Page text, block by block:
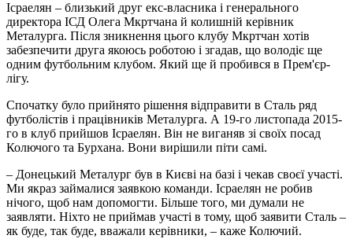
Ісраелян – близький друг екс-власника і генерального
директора ІСД Олега Мкртчана й колишній керівник
Металурга. Після зникнення цього клубу Мкртчан хотів
забезпечити друга якоюсь роботою і згадав, що володіє ще
одним футбольним клубом. Який ще й пробився в Прем'єр-
лігу.
Спочатку було прийнято рішення відправити в Сталь ряд
футболістів і працівників Металурга. А 19-го листопада 2015-
го в клуб прийшов Ісраелян. Він не виганяв зі своїх посад
Колючого та Бурхана. Вони вирішили піти самі.
– Донецький Металург був в Києві на базі і чекав своєї участі.
Ми якраз займалися заявкою команди. Ісраелян не робив
нічого, щоб нам допомогти. Більше того, ми думали не
заявляти. Ніхто не приймав участі в тому, щоб заявити Сталь –
як буде, так буде, вважали керівники, – каже Колючий.